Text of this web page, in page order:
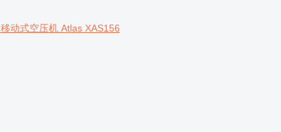
移动式空压机 Atlas XAS156